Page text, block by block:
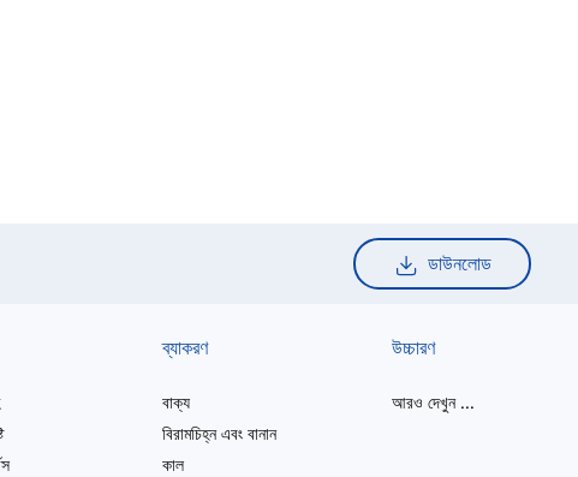
ডাউনলোড
ব্যাকরণ
বাক্য
বিরামচিহ্ন এবং বানান
কাল
উচ্চারণ
আরও দেখুন...